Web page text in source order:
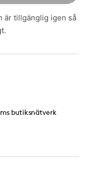
är tillgänglig igen så
butiksnätverk